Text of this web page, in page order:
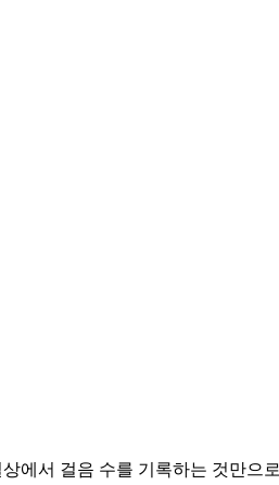
에서 걸음 수를 기록하는 것만으